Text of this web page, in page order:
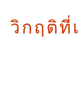
วิกฤติที่